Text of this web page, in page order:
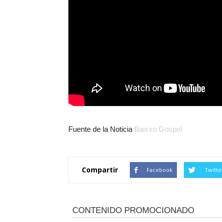
Fuente de la Noticia Baixxo Gospel
Compartir Facebook